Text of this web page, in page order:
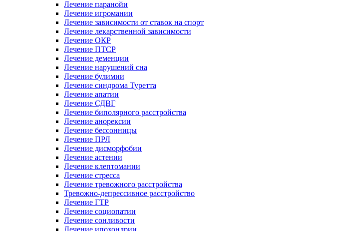
Лечение паранойи
Лечение игромании
Лечение зависимости от ставок на спорт
Лечение лекарственной зависимости
Лечение ОКР
Лечение ПТСР
Лечение деменции
Лечение нарушений сна
Лечение булимии
Лечение синдрома Туретта
Лечение апатии
Лечение СДВГ
Лечение биполярного расстройства
Лечение анорексии
Лечение бессонницы
Лечение ПРЛ
Лечение дисморфобии
Лечение астении
Лечение клептомании
Лечение стресса
Лечение тревожного расстройства
Тревожно-депрессивное расстройство
Лечение ГТР
Лечение социопатии
Лечение сонливости
Лечение ипохондрии